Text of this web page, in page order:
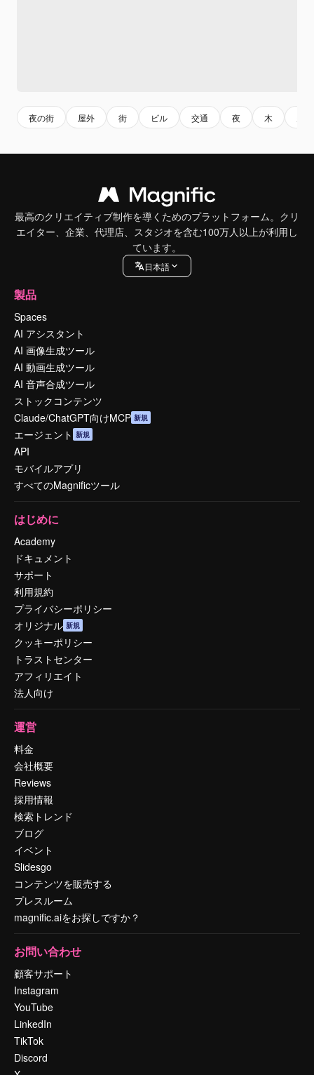
夜の街 屋外 街 ビル 交通 夜 木
最高のクリエイティブ制作を導くためのプラットフォーム。クリ
エイター、企業、代理店、スタジオを含む100万人以上が利用し
ています。
日本語
製品
Spaces
AI アシスタント
AI 画像生成ツール
AI 動画生成ツール
AI 音声合成ツール
ストックコンテンツ
Claude/ChatGPT向けMCP 新規
エージェント 新規
API
モバイルアプリ
すべてのMagnificツール
はじめに
Academy
ドキュメント
サポート
利用規約
プライバシーポリシー
オリジナル 新規
クッキーポリシー
トラストセンター
アフィリエイト
法人向け
運営
料金
会社概要
Reviews
採用情報
検索トレンド
ブログ
イベント
Slidesgo
コンテンツを販売する
プレスルーム
magnific.aiをお探しですか？
お問い合わせ
顧客サポート
Instagram
YouTube
LinkedIn
TikTok
Discord